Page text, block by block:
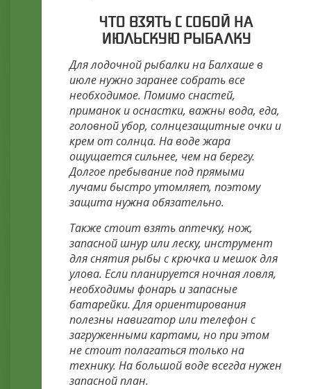
ЧТО ВЗЯТЬ С СОБОЙ НА
ИЮЛЬСКУЮ РЫБАЛКУ
Для лодочной рыбалки на Балхаше в
июле нужно заранее собрать все
необходимое. Помимо снастей,
приманок и оснастки, важны вода, еда,
головной убор, солнцезащитные очки и
крем от солнца. На воде жара
ощущается сильнее, чем на берегу.
Долгое пребывание под прямыми
лучами быстро утомляет, поэтому
защита нужна обязательно.
Также стоит взять аптечку, нож,
запасной шнур или леску, инструмент
для снятия рыбы с крючка и мешок для
улова. Если планируется ночная ловля,
необходимы фонарь и запасные
батарейки. Для ориентирования
полезны навигатор или телефон с
загруженными картами, но при этом
не стоит полагаться только на
технику. На большой воде всегда нужен
запасной план.